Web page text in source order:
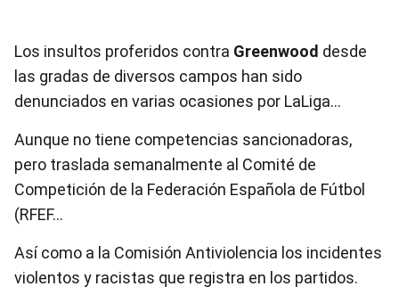
Los insultos proferidos contra Greenwood desde
las gradas de diversos campos han sido
denunciados en varias ocasiones por LaLiga…
Aunque no tiene competencias sancionadoras,
pero traslada semanalmente al Comité de
Competición de la Federación Española de Fútbol
(RFEF…
Así como a la Comisión Antiviolencia los incidentes
violentos y racistas que registra en los partidos.